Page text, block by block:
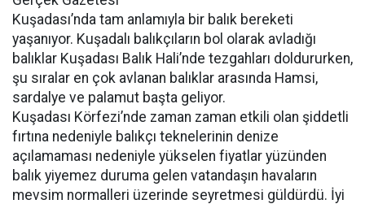
Kuşadası’nda tam anlamıyla bir balık bereketi
yaşanıyor. Kuşadalı balıkçıların bol olarak avladığı
balıklar Kuşadası Balık Hali’nde tezgahları doldururken,
şu sıralar en çok avlanan balıklar arasında Hamsi,
sardalye ve palamut başta geliyor.
Kuşadası Körfezi’nde zaman zaman etkili olan şiddetli
fırtına nedeniyle balıkçı teknelerinin denize
açılamaması nedeniyle yükselen fiyatlar yüzünden
balık yiyemez duruma gelen vatandaşın havaların
mevsim normalleri üzerinde seyretmesi güldürdü. İyi